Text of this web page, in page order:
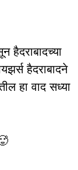
हैदराबादच्या
हैदराबादने
हा वाद सध्या